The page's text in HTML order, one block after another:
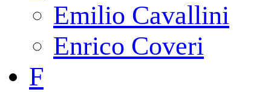
Emilio Cavallini
Enrico Coveri
F